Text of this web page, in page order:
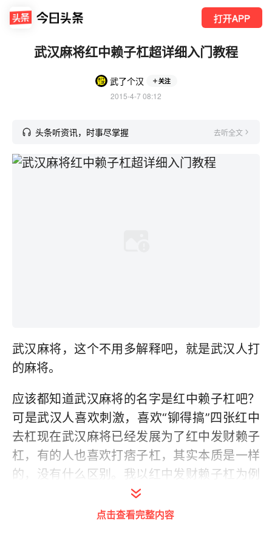
打开APP
武汉麻将红中赖子杠超详细入门教程
武了个汉 关注
2015-4-7 08:12
头条听资讯，时事尽掌握 去听全文
武汉麻将，这个不用多解释吧，就是武汉人打
的麻将。
应该都知道武汉麻将的名字是红中赖子杠吧？
可是武汉人喜欢刺激，喜欢“铆得搞”四张红中
去杠现在武汉麻将已经发展为了红中发财赖子
杠，有的人也喜欢打痞子杠，其实本质是一样
的，没有什么区别。我以红中发财赖子杠为例
讲述一下。毕竟，这么大的人了，马上要走上
社会了，不会麻将怎么行呢？
点击查看完整内容